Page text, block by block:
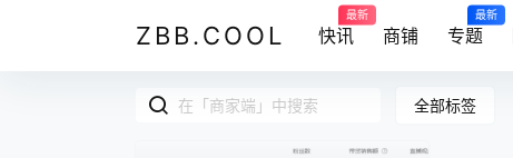
ZBB.COOL 快讯
最新
商铺 专题
最新
全部标签